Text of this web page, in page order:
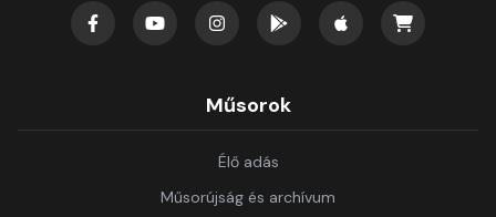
Műsorok
Élő adás
Műsorújság és archívum